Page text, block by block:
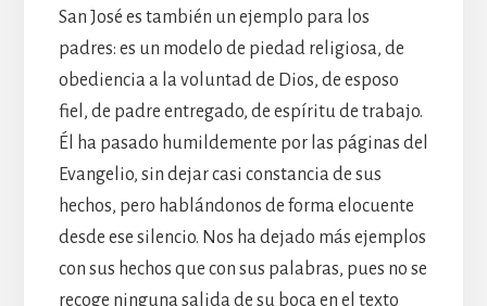
San José es también un ejemplo para los
padres: es un modelo de piedad religiosa, de
obediencia a la voluntad de Dios, de esposo
fiel, de padre entregado, de espíritu de trabajo.
Él ha pasado humildemente por las páginas del
Evangelio, sin dejar casi constancia de sus
hechos, pero hablándonos de forma elocuente
desde ese silencio. Nos ha dejado más ejemplos
con sus hechos que con sus palabras, pues no se
recoge ninguna salida de su boca en el texto